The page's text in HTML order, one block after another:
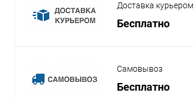
Доставка курьером
Бесплатно
Самовывоз
Бесплатно